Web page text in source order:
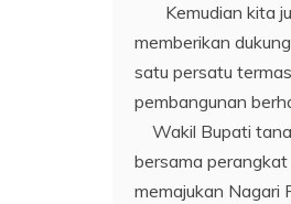
Kemudian kita
memberikan
satu persatu
pembangunan
Wakil Bupati
bersama
memajukan Nagari